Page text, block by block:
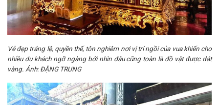
Vẻ đẹp tráng lệ, quyền thế, tôn nghiêm nơi vị trí ngồi của vua khiến cho
nhiều du khách ngỡ ngàng bởi nhìn đâu cũng toàn là đồ vật được dát
vàng. Ảnh: ĐẶNG TRUNG